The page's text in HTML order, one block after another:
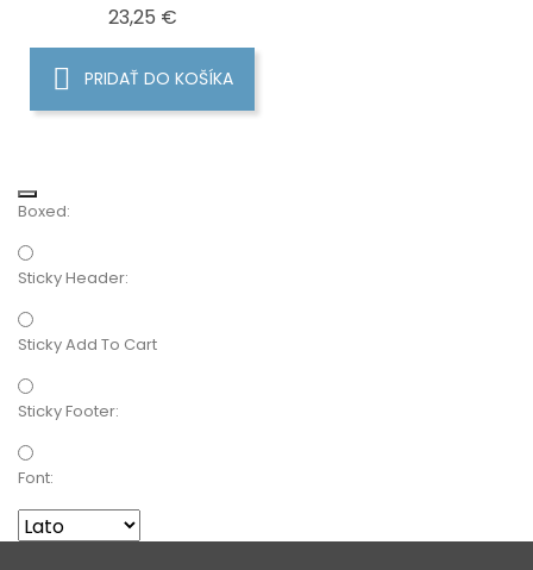
23,25 €Cena
PRIDAŤ DO KOŠÍKA
Boxed:
Sticky Header:
Sticky Add To Cart
Sticky Footer:
Font: